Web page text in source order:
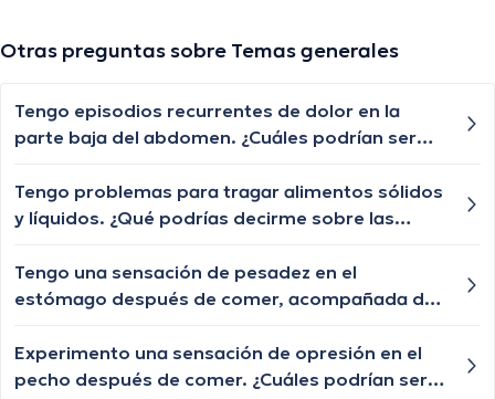
Otras preguntas sobre Temas generales
Tengo episodios recurrentes de dolor en la
parte baja del abdomen. ¿Cuáles podrían ser
cuándo debería buscar atención médica?
Tengo problemas para tragar alimentos sólidos
y líquidos. ¿Qué podrías decirme sobre las
buscar ayuda médica?
Tengo una sensación de pesadez en el
estómago después de comer, acompañada de
posibles causas de esta sensación y cuándo
debería buscar orientación médica?
Experimento una sensación de opresión en el
pecho después de comer. ¿Cuáles podrían ser